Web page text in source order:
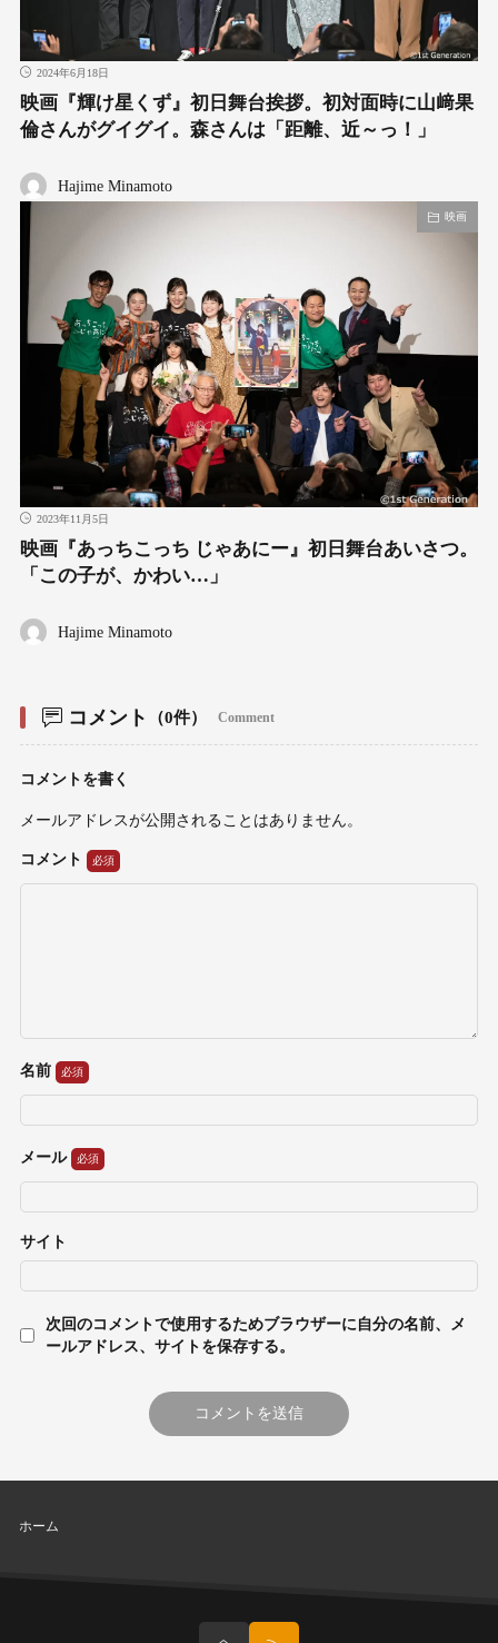
2024年6月18日
映画『輝け星くず』初日舞台挨拶。初対面時に山﨑果
倫さんがグイグイ。森さんは「距離、近～っ！」
Hajime Minamoto
映画
2023年11月5日
映画『あっちこっち じゃあにー』初日舞台あいさつ。
「この子が、かわい…」
Hajime Minamoto
コメント （0件） Comment
コメントを書く
メールアドレスが公開されることはありません。
コメント
名前
メール
サイト
次回のコメントで使用するためブラウザーに自分の名前、メ
ールアドレス、サイトを保存する。
ホーム